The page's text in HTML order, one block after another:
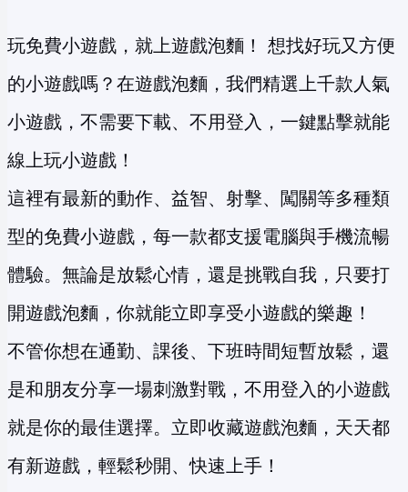
玩免費小遊戲，就上遊戲泡麵！ 想找好玩又方便
的小遊戲嗎？在遊戲泡麵，我們精選上千款人氣
小遊戲，不需要下載、不用登入，一鍵點擊就能
線上玩小遊戲！
這裡有最新的動作、益智、射擊、闖關等多種類
型的免費小遊戲，每一款都支援電腦與手機流暢
體驗。無論是放鬆心情，還是挑戰自我，只要打
開遊戲泡麵，你就能立即享受小遊戲的樂趣！
不管你想在通勤、課後、下班時間短暫放鬆，還
是和朋友分享一場刺激對戰，不用登入的小遊戲
就是你的最佳選擇。立即收藏遊戲泡麵，天天都
有新遊戲，輕鬆秒開、快速上手！